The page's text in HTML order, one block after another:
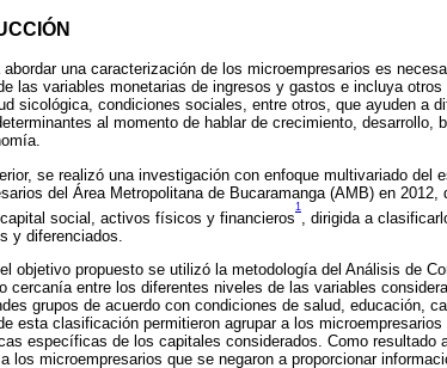
abordar una caracterización de los microempresarios es
las variables monetarias de ingresos y gastos e incluya
sicológica, condiciones sociales, entre otros, que ayuden a
al momento de hablar de crecimiento, desarrollo,
se realizó una investigación con enfoque multivariado del
del Área Metropolitana de Bucaramanga (AMB) en
social, activos físicos y financieros
1
, dirigida a
y diferenciados.
objetivo propuesto se utilizó la metodología del Análisis de
cercanía entre los diferentes niveles de las variables
grupos de acuerdo con condiciones de salud, educación,
esta clasificación permitieron agrupar a los
específicas de los capitales considerados. Como resultado
los microempresarios que se negaron a proporcionar